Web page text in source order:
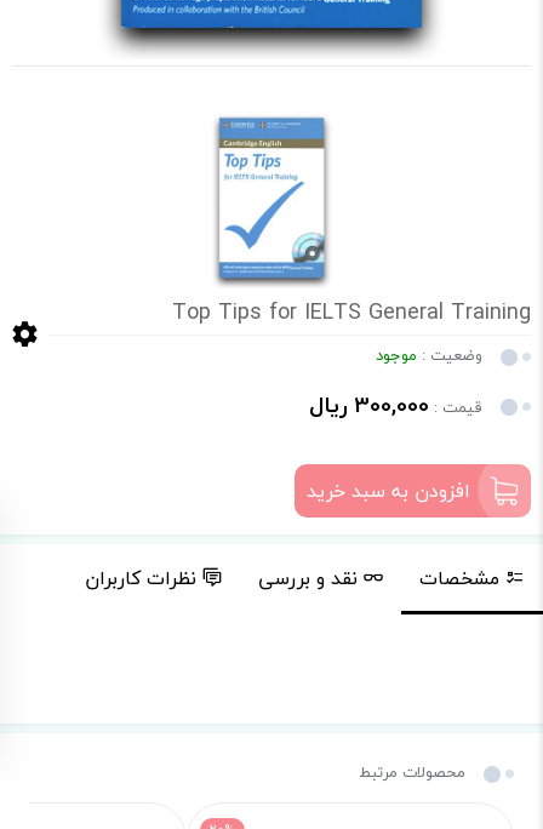
Top Tips for IELTS General Training
وضعیت : موجود
قیمت : 300,000 ریال
افزودن به سبد خرید
مشخصات نقد و بررسی نظرات کاربران
محصولات مرتبط